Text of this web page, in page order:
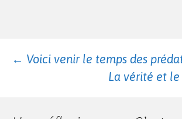
Navigation
← Voici venir le temps des
La vérité et le